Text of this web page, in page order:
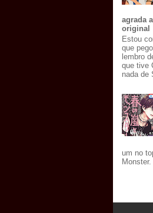
agrada
original
Estou
que
lembro
que tive
nada de
um no